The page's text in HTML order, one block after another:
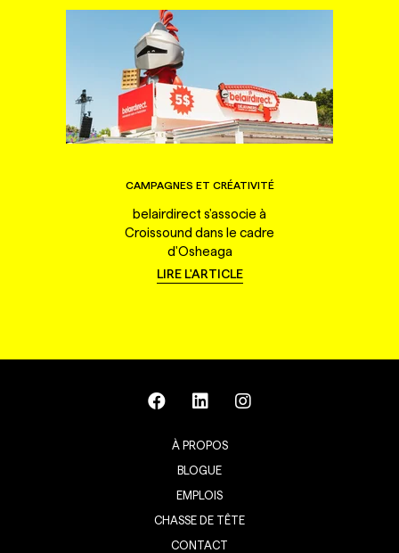
CAMPAGNES ET CRÉATIVITÉ
belairdirect s'associe à
Croissound dans le cadre
d'Osheaga
LIRE L'ARTICLE
À PROPOS
BLOGUE
EMPLOIS
CHASSE DE TÊTE
CONTACT